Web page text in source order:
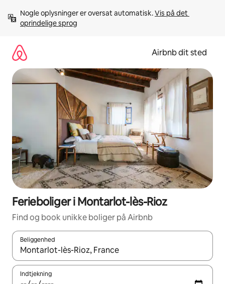
videre
Nogle oplysninger er oversat automatisk. Vis på det
oprindelige sprog
Airbnb dit sted
Ferieboliger i Montarlot-lès-Rioz
Find og book unikke boliger på Airbnb
Beliggenhed
Når resultaterne er tilgængelige, skal du navigere med
Indtjekning